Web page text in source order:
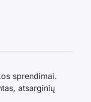
sprendimai.
atsarginių